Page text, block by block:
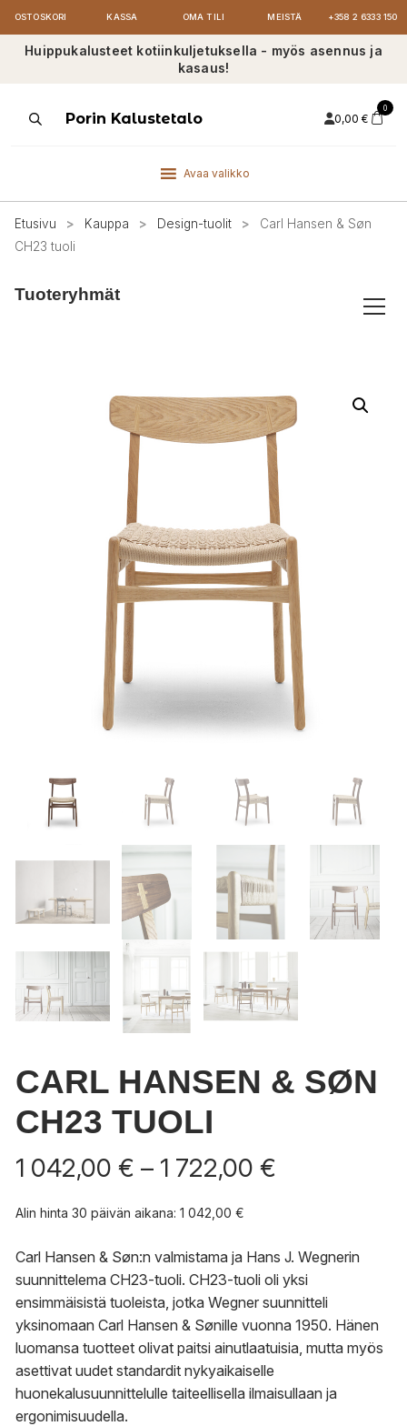
OSTOSKORI KASSA OMA TILI MEISTÄ +358 2 6333 150
Huippukalusteet kotiinkuljetuksella - myös asennus ja
kasaus!
ProductsPorin Kalustetalo 0,00 €
0
Avaa valikko
Etusivu > Kauppa > Design-tuolit >
Carl Hansen & Søn
CH23 tuoli
Tuoteryhmät
CARL HANSEN & SØN
CH23 TUOLI
1 042,00 € – 1 722,00 €
1
722,00 €
Alin hinta 30 päivän aikana: 1 042,00 €
Carl Hansen & Søn:n valmistama ja Hans J. Wegnerin
suunnittelema CH23-tuoli. CH23-tuoli oli yksi
ensimmäisistä tuoleista, jotka Wegner suunnitteli
yksinomaan Carl Hansen & Sønille vuonna 1950. Hänen
luomansa tuotteet olivat paitsi ainutlaatuisia, mutta myös
asettivat uudet standardit nykyaikaiselle
huonekalusuunnittelulle taiteellisella ilmaisullaan ja
ergonimisuudella.